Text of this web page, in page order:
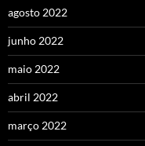
agosto 2022
junho 2022
maio 2022
abril 2022
março 2022